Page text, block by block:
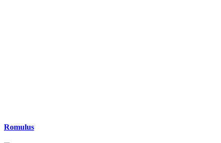
Romulus